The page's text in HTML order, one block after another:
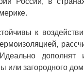
к
дополнят
или загородного